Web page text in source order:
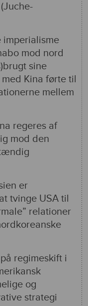
mod nord
sine
Kina førte til
mellem
regeres af
mod den
er
tvinge USA til
relationer
regimeskift i
og
strategi